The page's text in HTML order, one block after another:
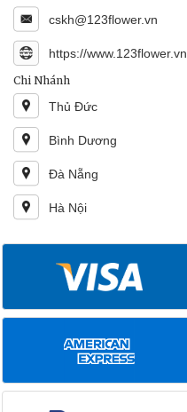
cskh@123flower.vn
https://www.123flower.vn
Chi Nhánh
Thủ Đức
Bình Dương
Đà Nẵng
Hà Nội